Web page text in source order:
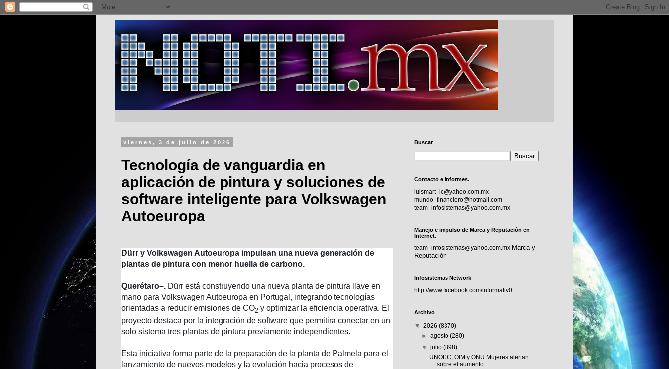
viernes, 3 de julio de 2026
Tecnología de vanguardia en
aplicación de pintura y soluciones de
software inteligente para Volkswagen
Autoeuropa
Dürr y Volkswagen Autoeuropa impulsan una nueva generación de
plantas de pintura con menor huella de carbono.
Querétaro–. Dürr está construyendo una nueva planta de pintura llave en
mano para Volkswagen Autoeuropa en Portugal, integrando tecnologías
orientadas a reducir emisiones de CO2 y optimizar la eficiencia operativa. El
proyecto destaca por la integración de software que permitirá conectar en un
solo sistema tres plantas de pintura previamente independientes.
Esta iniciativa forma parte de la preparación de la planta de Palmela para el
lanzamiento de nuevos modelos y la evolución hacia procesos de
Buscar
Contacto e informes.
luismart_ic@yahoo.com.mx
mundo_financiero@hotmail.com
team_infosistemas@yahoo.com.mx
Manejo e impulso de Marca y Reputación en
Internet.
team_infosistemas@yahoo.com.mx Marca y
Reputación
Infosistemas Network
http://www.facebook.com/informativ0
Archivo
▼ 2026 (8370)
►agosto(280)
▼julio(898)
UNODC, OIM y ONU Mujeres alertan
sobre el aumento ...